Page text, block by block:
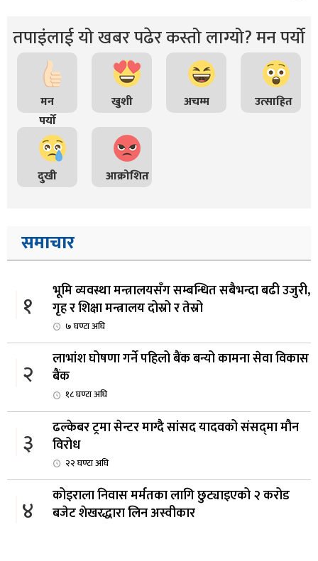
तपाइंलाई यो खबर पढेर कस्तो लाग्यो? मन पर्यो
मन
पर्यो
खुशी अचम्म उत्साहित
दुखी आक्रोशित
समाचार
१
भूमि व्यवस्था मन्त्रालयसँग सम्बन्धित सबैभन्दा बढी उजुरी,
गृह र शिक्षा मन्त्रालय दोस्रो र तेस्रो
७ घण्टा अघि
२
लाभांश घोषणा गर्ने पहिलो बैंक बन्यो कामना सेवा विकास
बैंक
१८ घण्टा अघि
३
ढल्केबर ट्रमा सेन्टर माग्दै सांसद यादवको संसद्‌मा मौन
विरोध
२२ घण्टा अघि
४
कोइराला निवास मर्मतका लागि छुट्याइएको २ करोड
बजेट शेखरद्धारा लिन अस्वीकार